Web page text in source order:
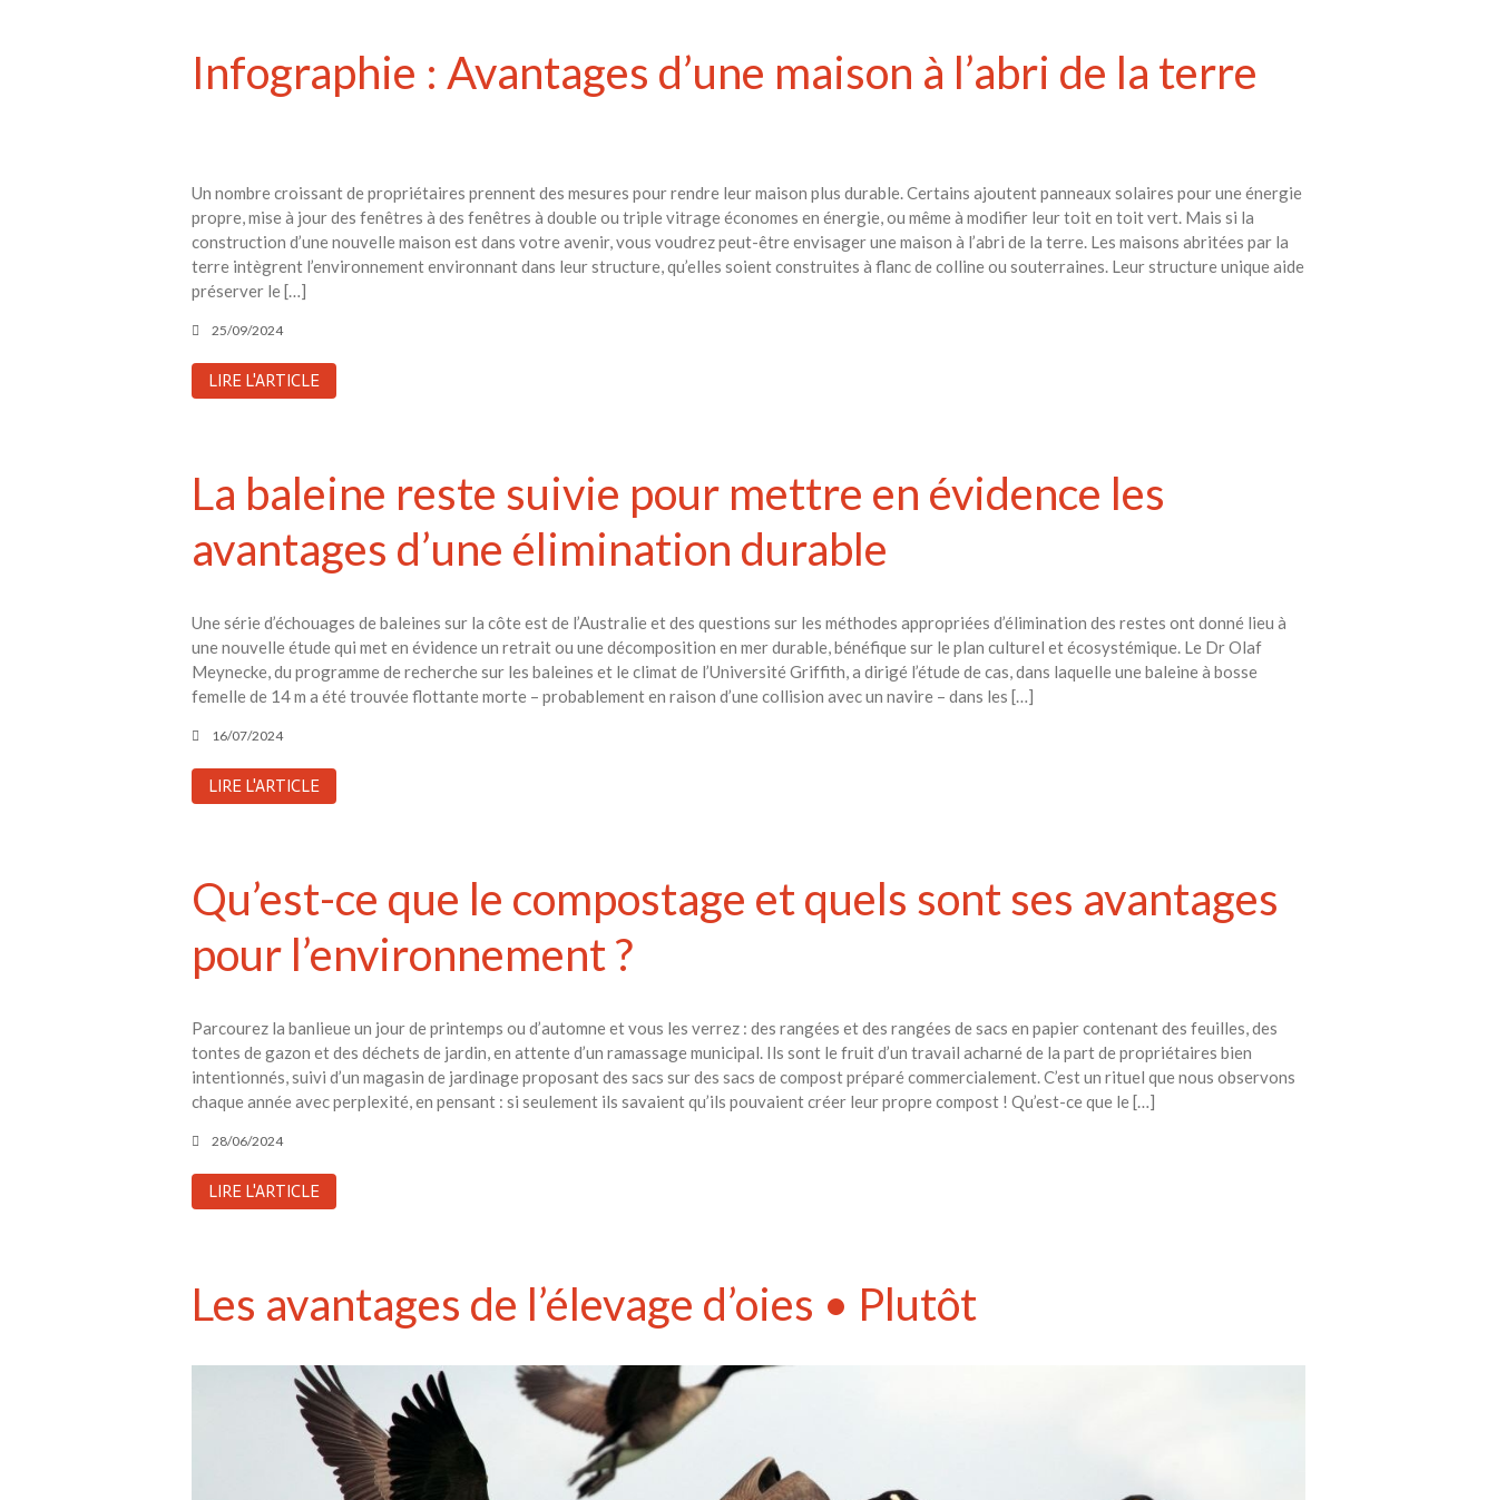
Infographie : Avantages d’une maison à l’abri de la terre
Un nombre croissant de propriétaires prennent des mesures pour rendre leur maison plus durable. Certains ajoutent panneaux solaires pour une énergie
propre, mise à jour des fenêtres à des fenêtres à double ou triple vitrage économes en énergie, ou même à modifier leur toit en toit vert. Mais si la
construction d’une nouvelle maison est dans votre avenir, vous voudrez peut-être envisager une maison à l’abri de la terre. Les maisons abritées par la
terre intègrent l’environnement environnant dans leur structure, qu’elles soient construites à flanc de colline ou souterraines. Leur structure unique aide
préserver le […]
25/09/2024
LIRE L'ARTICLE
La baleine reste suivie pour mettre en évidence les
avantages d’une élimination durable
Une série d’échouages ​​de baleines sur la côte est de l’Australie et des questions sur les méthodes appropriées d’élimination des restes ont donné lieu à
une nouvelle étude qui met en évidence un retrait ou une décomposition en mer durable, bénéfique sur le plan culturel et écosystémique. Le Dr Olaf
Meynecke, du programme de recherche sur les baleines et le climat de l’Université Griffith, a dirigé l’étude de cas, dans laquelle une baleine à bosse
femelle de 14 m a été trouvée flottante morte – probablement en raison d’une collision avec un navire – dans les […]
16/07/2024
LIRE L'ARTICLE
Qu’est-ce que le compostage et quels sont ses avantages
pour l’environnement ?
Parcourez la banlieue un jour de printemps ou d’automne et vous les verrez : des rangées et des rangées de sacs en papier contenant des feuilles, des
tontes de gazon et des déchets de jardin, en attente d’un ramassage municipal. Ils sont le fruit d’un travail acharné de la part de propriétaires bien
intentionnés, suivi d’un magasin de jardinage proposant des sacs sur des sacs de compost préparé commercialement. C’est un rituel que nous observons
chaque année avec perplexité, en pensant : si seulement ils savaient qu’ils pouvaient créer leur propre compost ! Qu’est-ce que le […]
28/06/2024
LIRE L'ARTICLE
Les avantages de l’élevage d’oies • Plutôt